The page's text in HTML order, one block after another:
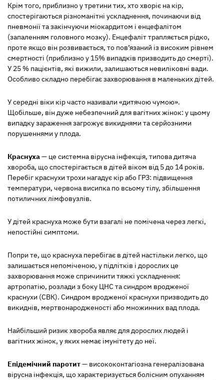
Крім того, приблизно у третини тих, хто хворіє на кір,
спостерігаються різноманітні ускладнення, починаючи від
пневмонії та закінчуючи міокардитом і енцефалітом
(запаленням головного мозку). Енцефаліт трапляється рідко,
проте якщо він розвивається, то пов’язаний із високим рівнем
смертності (приблизно у 15% випадків призводить до смерті).
У 25 % пацієнтів, які вижили, залишаються невиліковні вади.
Особливо складно перебігає захворювання в маленьких дітей.
У середні віки кір часто називали «дитячою чумою».
Щобільше, він дуже небезпечний для вагітних жінок: у цьому
випадку зараження загрожує викиднями та серйозними
порушеннями у плода.
Краснуха— це системна вірусна інфекція, типова дитяча
хвороба, що спостерігається в дітей віком від 5 до 14 років.
Перебіг краснухи трохи нагадує кір або ГРЗ: підвищення
температури, червона висипка по всьому тілу, збільшення
потиличних лімфовузлів.
У дітей краснуха може бути взагалі не помічена через легкі,
непостійні симптоми.
Попри те, що краснуха перебігає в дітей настільки легко, що
залишається непоміченою, у підлітків і дорослих це
захворювання може спричинити тяжкі ускладнення:
артропатію, розлади з боку ЦНС та синдром вродженої
краснухи (СВК). Синдром вродженої краснухи призводить до
викиднів, мертвонародженості або множинних вад плода.
Найбільший ризик хвороба являє для дорослих людей і
вагітних жінок, у яких немає імунітету до неї.
Епідемічний паротит— висококонтагіозна генералізована
вірусна інфекція, що характеризується болісним опуханням